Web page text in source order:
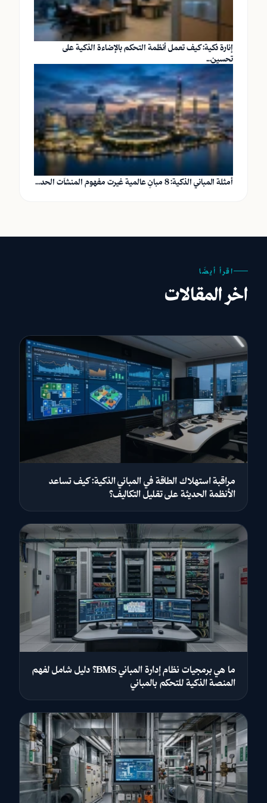
إنارة ذكية: كيف تعمل أنظمة التحكم بالإضاءة الذكية على
تحسين...
أمثلة المباني الذكية: 8 مبانٍ عالمية غيرت مفهوم المنشآت الحد...
اقرأ أيضًا
اخر المقالات
مراقبة استهلاك الطاقة في المباني الذكية: كيف تساعد
الأنظمة الحديثة على تقليل التكاليف؟
ما هي برمجيات نظام إدارة المباني BMS؟ دليل شامل لفهم
المنصة الذكية للتحكم بالمباني